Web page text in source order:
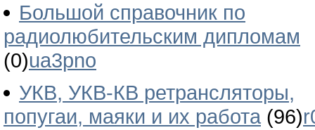
Большой справочник по
радиолюбительским дипломам
(0)ua3pno
УКВ, УКВ-КВ ретрансляторы,
попугаи, маяки и их работа (96)